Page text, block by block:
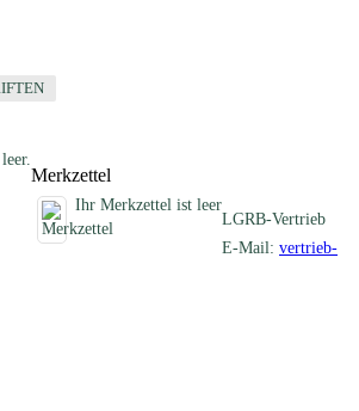
Merkzettel
Ihr Merkzettel ist leer
LGRB-Vertrieb
E-Mail: vertrieb-